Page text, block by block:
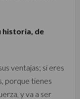
historia, de
ventajas; si eres
porque tienes
y va a ser